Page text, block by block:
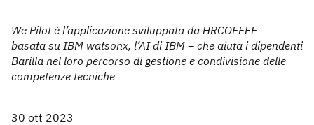
We Pilot è l’applicazione sviluppata da HRCOFFEE –
basata su IBM watsonx, l’AI di IBM – che aiuta i dipendenti
Barilla nel loro percorso di gestione e condivisione delle
competenze tecniche
30 ott 2023